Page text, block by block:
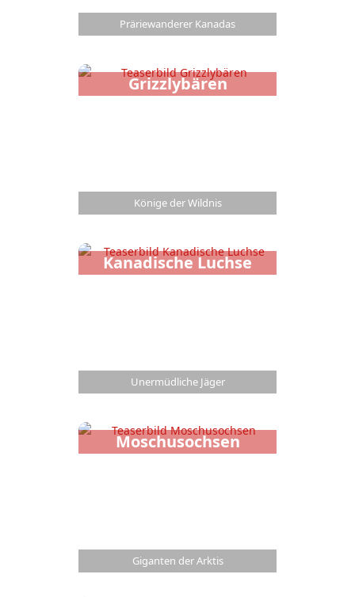
Präriewanderer Kanadas
Grizzlybären
Könige der Wildnis
Kanadische Luchse
Unermüdliche Jäger
Moschusochsen
Giganten der Arktis